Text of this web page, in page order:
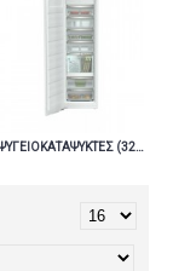
ΨΥΓΕΙΟΚΑΤΑΨΥΚΤΕΣ (320)